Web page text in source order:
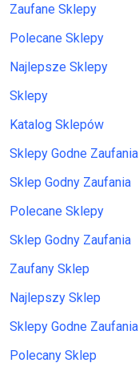
Zaufane Sklepy
Polecane Sklepy
Najlepsze Sklepy
Sklepy
Katalog Sklepów
Sklepy Godne Zaufania
Sklep Godny Zaufania
Polecane Sklepy
Sklep Godny Zaufania
Zaufany Sklep
Najlepszy Sklep
Sklepy Godne Zaufania
Polecany Sklep